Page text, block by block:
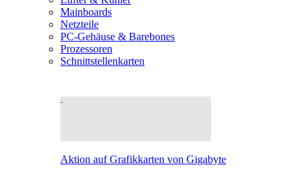
Mainboards
Netzteile
PC-Gehäuse & Barebones
Prozessoren
Schnittstellenkarten
Aktion auf Grafikkarten von Gigabyte